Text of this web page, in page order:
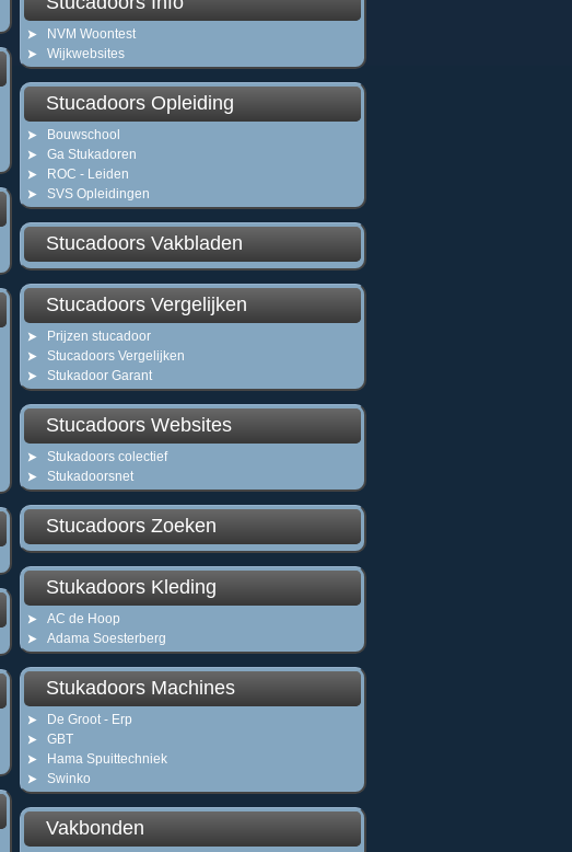
NVM Woontest
Wijkwebsites
Stucadoors Opleiding
Bouwschool
Ga Stukadoren
ROC - Leiden
SVS Opleidingen
Stucadoors Vakbladen
Stucadoors Vergelijken
Prijzen stucadoor
Stucadoors Vergelijken
Stukadoor Garant
Stucadoors Websites
Stukadoors colectief
Stukadoorsnet
Stucadoors Zoeken
Stukadoors Kleding
AC de Hoop
Adama Soesterberg
Stukadoors Machines
De Groot - Erp
GBT
Hama Spuittechniek
Swinko
Vakbonden